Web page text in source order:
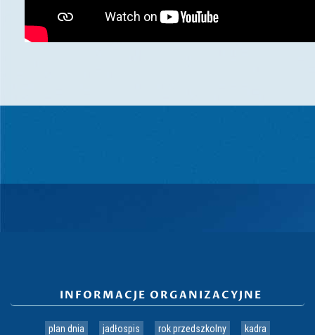
INFORMACJE ORGANIZACYJNE
plan dnia jadłospis rok przedszkolny kadra